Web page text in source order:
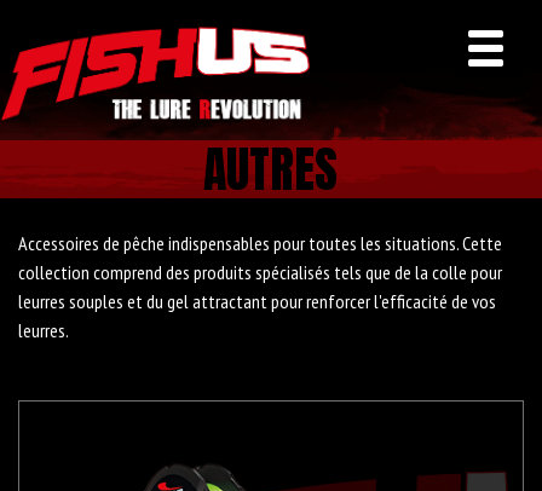
AUTRES
Accessoires de pêche indispensables pour toutes les situations. Cette
collection comprend des produits spécialisés tels que de la colle pour
leurres souples et du gel attractant pour renforcer l'efficacité de vos
leurres.